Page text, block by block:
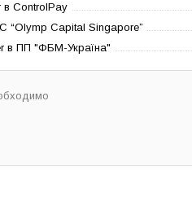
в ControlPay
“Olymp Capital Singapore”
в ПП "ФБМ-Україна"